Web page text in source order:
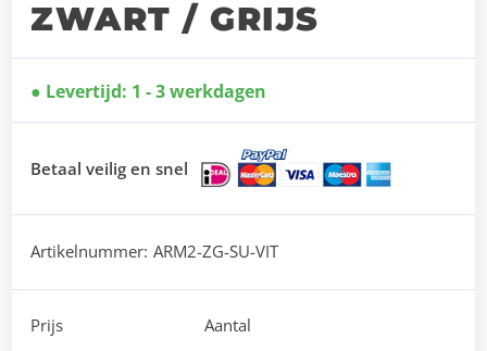
ZWART / GRIJS
Levertijd: 1 - 3 werkdagen
Betaal veilig en snel
Artikelnummer: ARM2-ZG-SU-VIT
Prijs
Aantal